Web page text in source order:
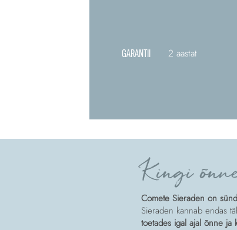
GARANTII 2 aastat
Kingi
Comete Sieraden on
Sieraden kannab endas
toetades igal ajal õnne ja